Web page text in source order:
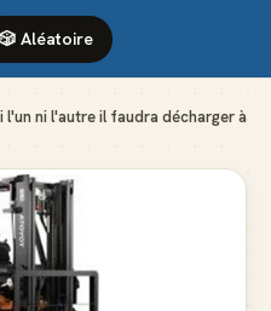
🎲 Aléatoire
l'un ni l'autre il faudra décharger à